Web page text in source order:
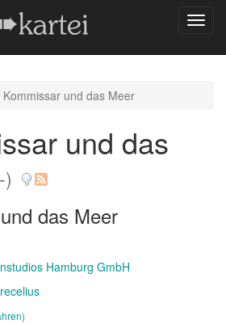
Kommissar und das Meer
und das
das Meer
Hamburg GmbH